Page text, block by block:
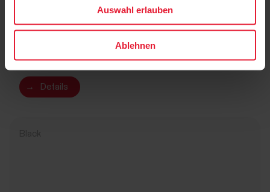
Auswahl erlauben
Ablehnen
Polar Equine Herzfrequenz-Messgerät für den
CHF 199.90
→ Details